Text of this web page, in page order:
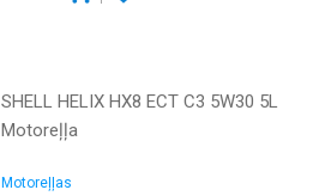
SHELL HELIX HX8 ECT C3 5W30 5L
Motoreļļa
Motoreļļas